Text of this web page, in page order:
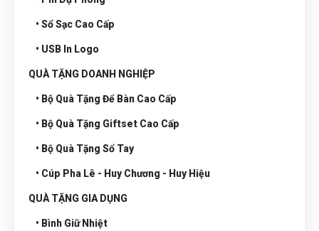
• Sổ Sạc Cao Cấp
• USB In Logo
QUÀ TẶNG DOANH NGHIỆP
• Bộ Quà Tặng Để Bàn Cao Cấp
• Bộ Quà Tặng Giftset Cao Cấp
• Bộ Quà Tặng Sổ Tay
• Cúp Pha Lê - Huy Chương - Huy Hiệu
QUÀ TẶNG GIA DỤNG
• Bình Giữ Nhiệt